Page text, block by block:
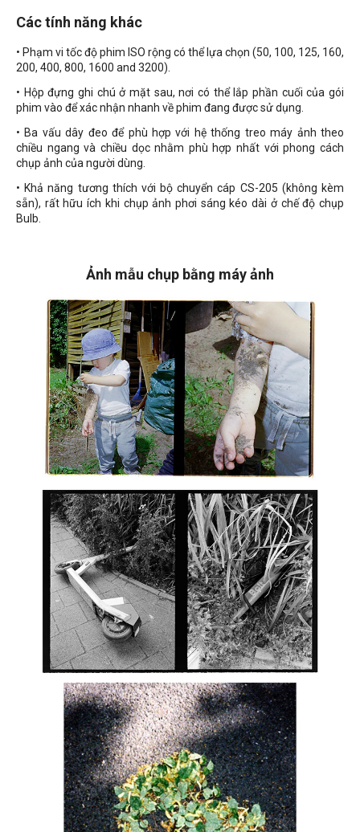
Các tính năng khác
• Phạm vi tốc độ phim ISO rộng có thể lựa chọn (50, 100, 125, 160,
200, 400, 800, 1600 and 3200).
• Hộp đựng ghi chú ở mặt sau, nơi có thể lắp phần cuối của gói
phim vào để xác nhận nhanh về phim đang được sử dụng.
• Ba vấu dây đeo để phù hợp với hệ thống treo máy ảnh theo
chiều ngang và chiều dọc nhằm phù hợp nhất với phong cách
chụp ảnh của người dùng.
• Khả năng tương thích với bộ chuyển cáp CS-205 (không kèm
sẵn), rất hữu ích khi chụp ảnh phơi sáng kéo dài ở chế độ chụp
Bulb.
Ảnh mẫu chụp bằng máy ảnh